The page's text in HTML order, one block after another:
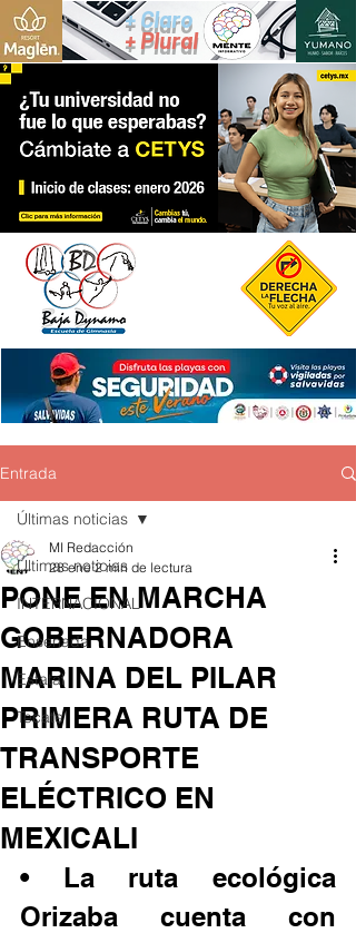
+ Claro
+ Plural
Entrada
Últimas noticias
INTERNACIONAL
Ensenada
Estatal
Tecate
Últimas noticias
PONE EN MARCHA
GOBERNADORA
MARINA DEL PILAR
PRIMERA RUTA DE
TRANSPORTE
ELÉCTRICO EN
MEXICALI
MI Redacción
28 ene 2 min de lectura
• La ruta ecológica
Orizaba cuenta con